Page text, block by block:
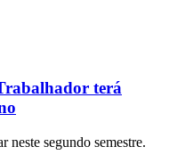
terá
neste segundo semestre.